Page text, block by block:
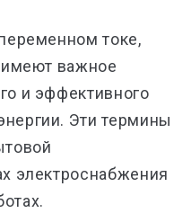
токе,
имеют важное
и эффективного
Эти термины
электроснабжения